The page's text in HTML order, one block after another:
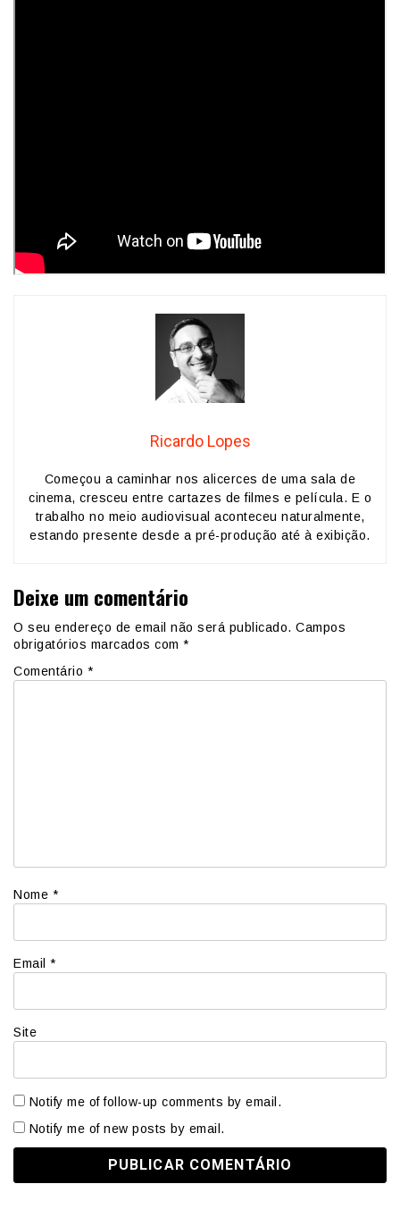
Ricardo Lopes
Começou a caminhar nos alicerces de uma sala de
cinema, cresceu entre cartazes de filmes e película. E o
trabalho no meio audiovisual aconteceu naturalmente,
estando presente desde a pré-produção até à exibição.
Deixe um comentário
O seu endereço de email não será publicado. Campos
obrigatórios marcados com *
Comentário *
Nome *
Email *
Site
Notify me of follow-up comments by email.
Notify me of new posts by email.